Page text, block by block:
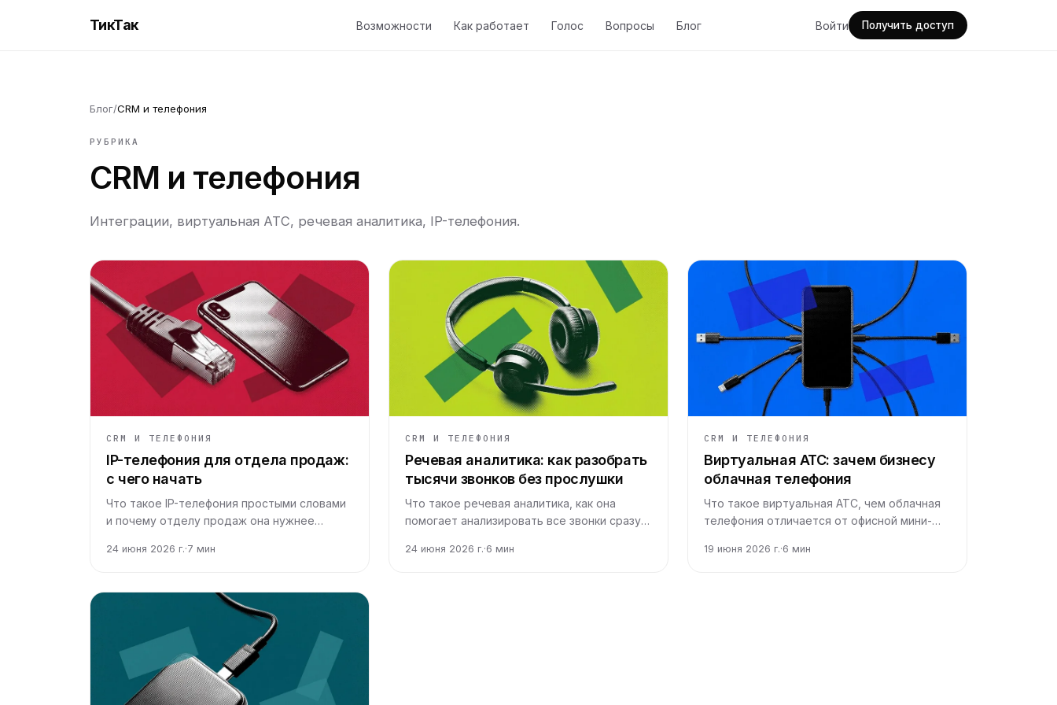
ТикТак Возможности Как работает Голос Вопросы Блог Войти Получить доступ
Блог/CRM и телефония
РУБРИКА
CRM и телефония
Интеграции, виртуальная АТС, речевая аналитика, IP-телефония.
CRM И ТЕЛЕФОНИЯ
IP-телефония для отдела продаж:
с чего начать
Что такое IP-телефония простыми словами
и почему отделу продаж она нужнее
выгоды и первые шаги для бизнеса.
24 июня 2026 г.·7 мин
CRM И ТЕЛЕФОНИЯ
Речевая аналитика: как разобрать
тысячи звонков без прослушки
Что такое речевая аналитика, как она
помогает анализировать все звонки сразу и
ручной прослушки случайной выборки.
24 июня 2026 г.·6 мин
CRM И ТЕЛЕФОНИЯ
Виртуальная АТС: зачем бизнесу
облачная телефония
Что такое виртуальная АТС, чем облачная
телефония отличается от офисной мини-
железо. Разбираем механику простыми
19 июня 2026 г.·6 мин